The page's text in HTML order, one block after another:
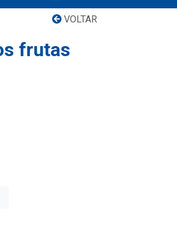
VOLTAR
frutas